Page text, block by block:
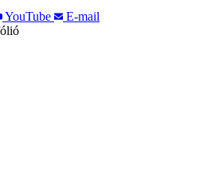
YouTube
E-mail